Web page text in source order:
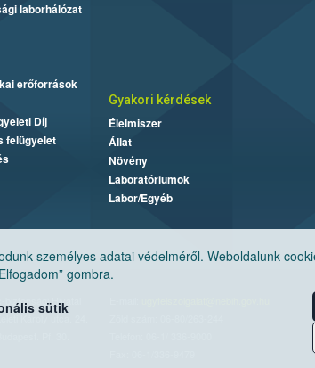
személyes adatai védelméről. Weboldalunk
gombra.
sütik
laborhálózat
erőforrások
Díj
felügyelet
Gyakori kérdések
Élelmiszer
Állat
Növény
Laboratóriumok
Labor/Egyéb
biztonsági Hivatal